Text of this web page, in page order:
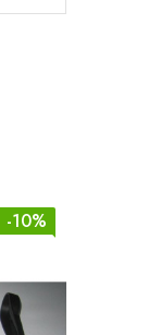
-10%